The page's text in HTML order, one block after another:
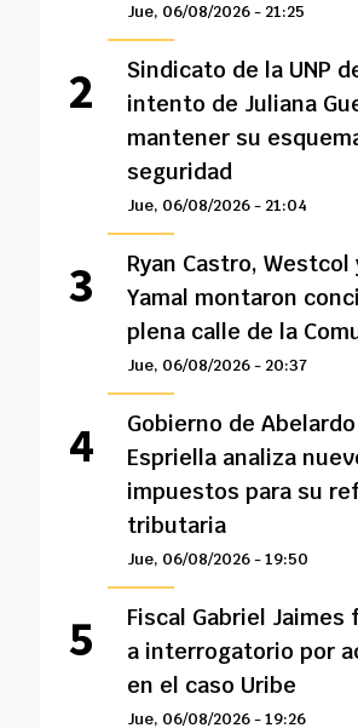
Jue, 06/08/2026 - 21:25
Sindicato de la UNP
intento de Juliana
mantener su
seguridad
Jue, 06/08/2026 - 21:04
Ryan Castro, Westcol
Yamal montaron
plena calle de la
Jue, 06/08/2026 - 20:37
Gobierno de
Espriella analiza
impuestos para su
tributaria
Jue, 06/08/2026 - 19:50
Fiscal Gabriel Jaimes
a interrogatorio por
en el caso Uribe
Jue, 06/08/2026 - 19:26